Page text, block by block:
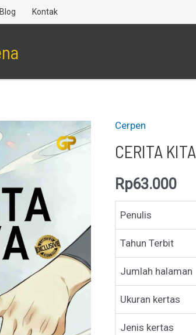
Blog Kontak
Cerpen
CERITA KITA
Rp63.000
Penulis
Tahun Terbit
Jumlah halaman
Ukuran kertas
Jenis kertas